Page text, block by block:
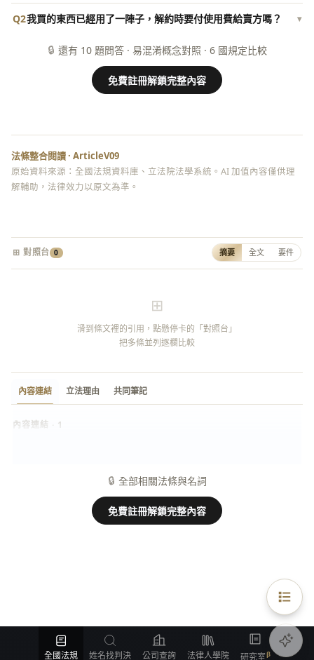
Q2我買的東西已經用了一陣子，解約時要付使用費給賣方嗎？ ▾
🔒 還有 10 題問答 · 易混淆概念對照 · 6 國規定比較
免費註冊解鎖完整內容
法條整合閱讀 · ArticleV09
原始資料來源：全國法規資料庫、立法院法學系統。AI 加值內容僅供理
解輔助，法律效力以原文為準。
⊞ 對照台 0 摘要 全文 要件
⊞
滑到條文裡的引用，點懸停卡的「對照台」
把多條並列逐欄比較
內容連結 立法理由 共同筆記
內容連結 · 1
🔒 全部相關法條與名詞
免費註冊解鎖完整內容
全國法規 姓名找判決 公司查詢 法律人學院 研究室